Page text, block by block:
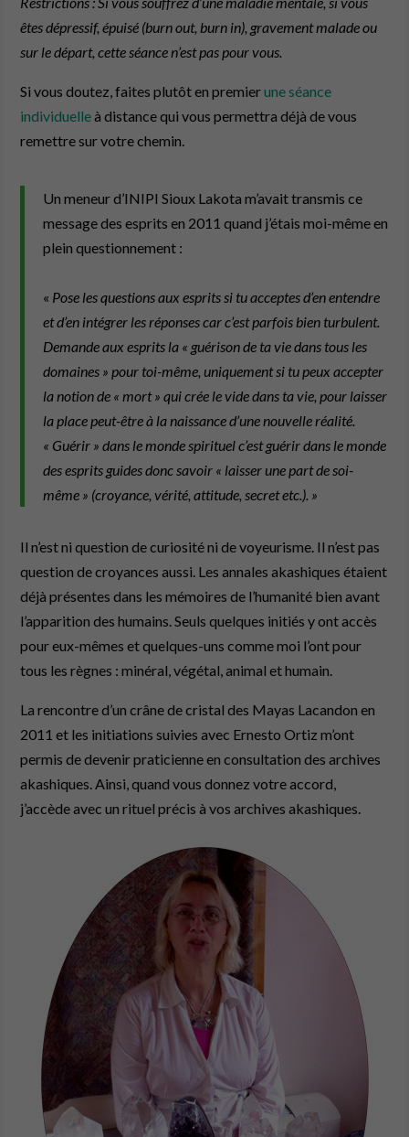
êtes dépressif, épuisé (burn out, burn in), gravement malade ou
sur le départ, cette séance n’est pas pour vous.
Si vous doutez, faites plutôt en premierune séance
individuelleà distance qui vous permettra déjà de vous
remettre sur votre chemin.
Un meneur d’INIPI Sioux Lakota m’avait transmis ce
message des esprits en 2011 quand j’étais moi-même en
plein questionnement :
« Pose les questions aux esprits si tu acceptes d’en entendre
et d’en intégrer les réponses car c’est parfois bien turbulent.
Demande aux esprits la « guérison de ta vie dans tous les
domaines » pour toi-même, uniquement si tu peux accepter
la notion de « mort » qui crée le vide dans ta vie, pour laisser
la place peut-être à la naissance d’une nouvelle réalité.
« Guérir » dans le monde spirituel c’est guérir dans le monde
des esprits guides donc savoir « laisser une part de soi-
même » (croyance, vérité, attitude, secret etc.). »
Il n’est ni question de curiosité ni de voyeurisme. Il n’est pas
question de croyances aussi. Les annales akashiques étaient
déjà présentes dans les mémoires de l’humanité bien avant
l’apparition des humains. Seuls quelques initiés y ont accès
pour eux-mêmes et quelques-uns comme moi l’ont pour
tous les règnes : minéral, végétal, animal et humain.
La rencontre d’un crâne de cristal des Mayas Lacandon en
2011 et les initiations suivies avec Ernesto Ortiz m’ont
permis de devenir praticienne en consultation des archives
akashiques. Ainsi, quand vous donnez votre accord,
j’accède avec un rituel précis à vos archives akashiques.